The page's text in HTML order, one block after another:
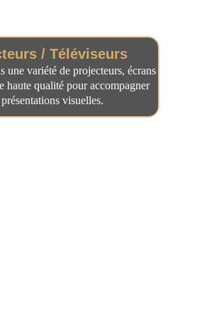
/ Téléviseurs
une variété de projecteurs, écrans
haute qualité pour accompagner
visuelles.